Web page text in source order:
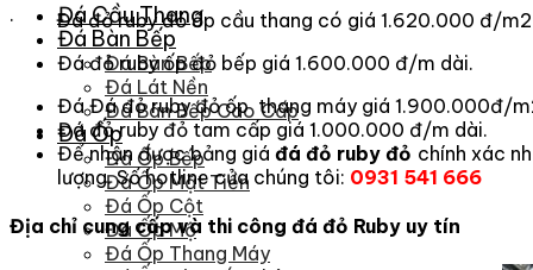
Đá Cầu Thang
Đá Bàn Bếp
Đá Bàn Bếp
Đá Lát Nền
Đá Bàn Bếp Cao Cấp
Đá Ốp
Đá Ốp Bếp
Đá Ốp Mặt Tiền
Đá Ốp Cột
Đá Ốp Mộ
Đá Ốp Thang Máy
· Đá đỏ ruby đỏ ốp cầu thang có giá 1.620.000 đ/
Đá đỏ ruby ốp đỏ bếp giá 1.600.000 đ/m dài.
Đá Đá đỏ ruby đỏ ốp thang máy giá 1.900.000đ/
Đá đỏ ruby đỏ tam cấp giá 1.000.000 đ/m dài.
Để nhận được bảng giáđá đỏ ruby đỏ chính xác
lượng. Số hotline của chúng tôi: 0931 541 666
Địa chỉ cung cấp và thi công đá đỏ Ruby uy tín